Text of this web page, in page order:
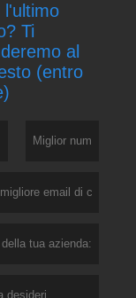
l'ultimo
Ti
al
(entro